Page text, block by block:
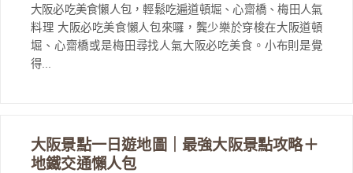
大阪必吃美食懶人包，輕鬆吃遍道頓堀、心齋橋、梅田人氣
料理 大阪必吃美食懶人包來囉，龔少樂於穿梭在大阪道頓
堀、心齋橋或是梅田尋找人氣大阪必吃美食。小布則是覺
得...
大阪景點一日遊地圖｜最強大阪景點攻略＋
地鐵交通懶人包